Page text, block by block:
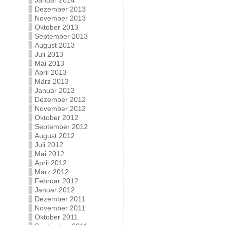
Dezember 2013
November 2013
Oktober 2013
September 2013
August 2013
Juli 2013
Mai 2013
April 2013
März 2013
Januar 2013
Dezember 2012
November 2012
Oktober 2012
September 2012
August 2012
Juli 2012
Mai 2012
April 2012
März 2012
Februar 2012
Januar 2012
Dezember 2011
November 2011
Oktober 2011